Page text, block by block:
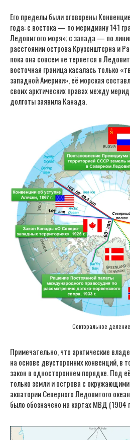
Его пределы были оговорены
года: с востока — по меридиану 141
Ледовитого моря»; с запада — по
расстоянии острова Крузенштерна и
пока она совсем не теряется в
восточная граница касалась только
западной Америки», её морская
своих арктических правах между
долготы заявила Канада.
Секторальное
Примечательно, что арктические
на основе двусторонних конвенций, в
закон в одностороннем порядке. Под
только земли и острова с
акватории Северного Ледовитого
было обозначено на картах МВД (1904